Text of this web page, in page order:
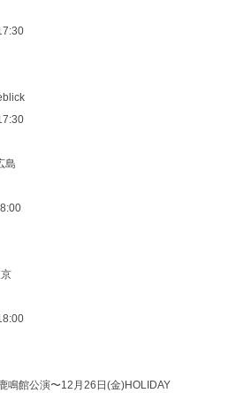
島
鳴館公演〜12月26日(金)HOLIDAY